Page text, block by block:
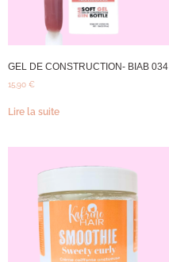
GEL DE CONSTRUCTION- BIAB 034
15,90 €
Lire la suite